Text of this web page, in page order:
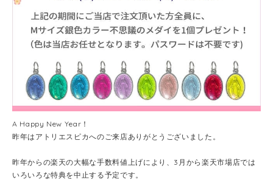
A Happy New Year！
昨年はアトリエスピカへのご来店ありがとうございました。
昨年からの楽天の大幅な手数料値上げにより、3月から楽天市場店では
いろいろな特典を中止する予定です。